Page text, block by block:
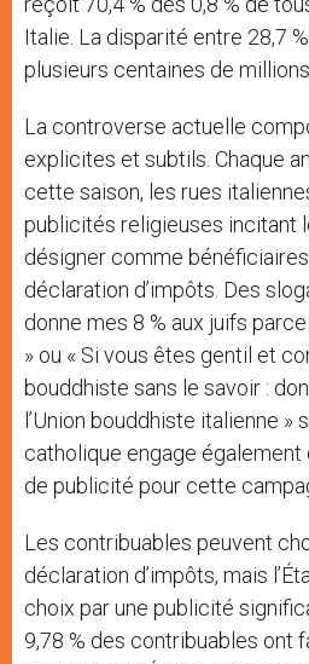
Italie. La disparité entre 28,7
plusieurs centaines de millions
La controverse actuelle
explicites et subtils. Chaque
cette saison, les rues
publicités religieuses incitant
désigner comme
déclaration d’impôts. Des
donne mes 8 % aux juifs
» ou « Si vous êtes gentil et
bouddhiste sans le savoir :
l’Union bouddhiste italienne »
catholique engage
de publicité pour cette
Les contribuables peuvent
déclaration d’impôts, mais
choix par une publicité
9,78 % des contribuables ont